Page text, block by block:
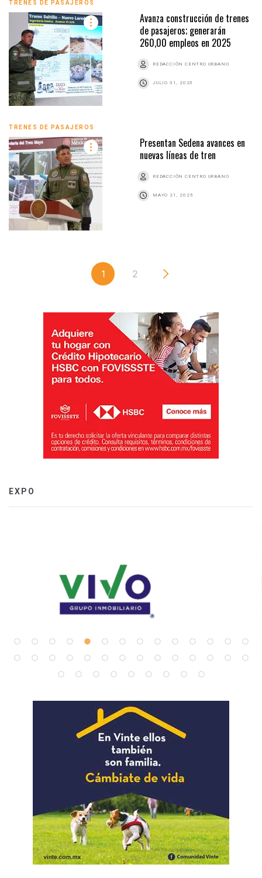
TRENES DE PASAJEROS
Avanza construcción de trenes
de pasajeros; generarán
260,00 empleos en 2025
REDACCIÓN CENTRO URBANO
JULIO 31, 2025
TRENES DE PASAJEROS
Presentan Sedena avances en
nuevas líneas de tren
REDACCIÓN CENTRO URBANO
MAYO 21, 2025
1 2
EXPO